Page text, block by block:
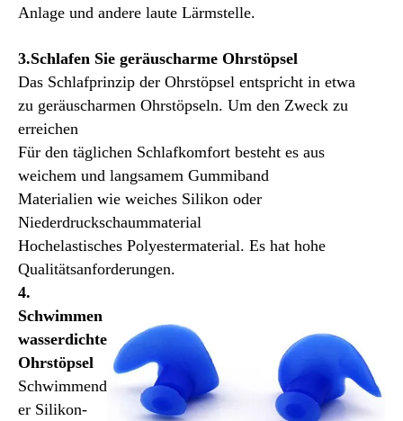
Anlage und andere laute Lärmstelle.
3.Schlafen Sie geräuscharme Ohrstöpsel
Das Schlafprinzip der Ohrstöpsel entspricht in etwa
zu geräuscharmen Ohrstöpseln. Um den Zweck zu
erreichen
Für den täglichen Schlafkomfort besteht es aus
weichem und langsamem Gummiband
Materialien wie weiches Silikon oder
Niederdruckschaummaterial
Hochelastisches Polyestermaterial. Es hat hohe
Qualitätsanforderungen.
4.
Schwimmen
wasserdichte
Ohrstöpsel
Schwimmend
er Silikon-